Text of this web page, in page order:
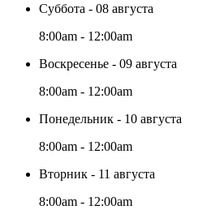
Суббота - 08 августа
8:00am - 12:00am
Воскресенье - 09 августа
8:00am - 12:00am
Понедельник - 10 августа
8:00am - 12:00am
Вторник - 11 августа
8:00am - 12:00am